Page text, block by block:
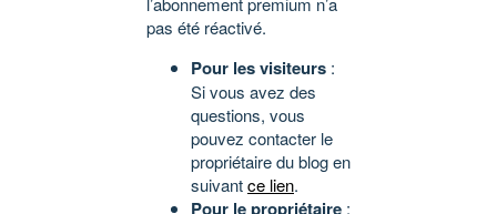
pas été réactivé.
Pour les visiteurs :
Si vous avez des
questions, vous
pouvez contacter le
propriétaire du blog en
suivantce lien.
Pour le propriétaire :